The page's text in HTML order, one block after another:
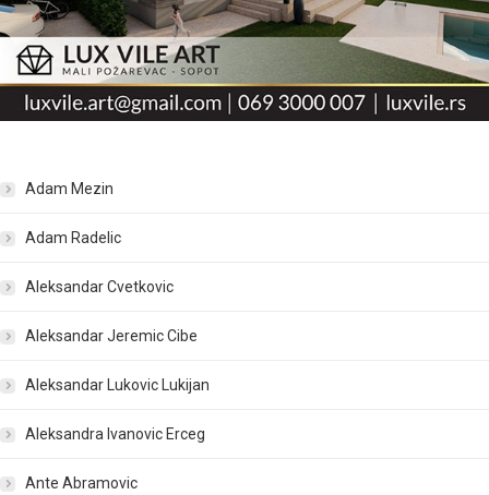
Adam Mezin
Adam Radelic
Aleksandar Cvetkovic
Aleksandar Jeremic Cibe
Aleksandar Lukovic Lukijan
Aleksandra Ivanovic Erceg
Ante Abramovic